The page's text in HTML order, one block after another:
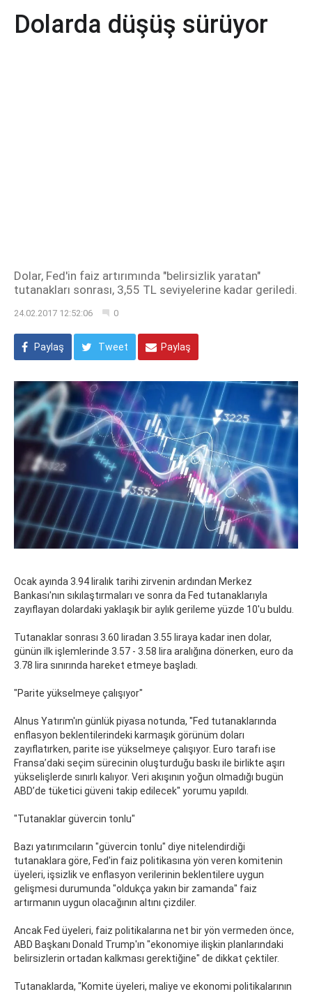
Dolarda düşüş sürüyor
Dolar, Fed'in faiz artırımında "belirsizlik yaratan"
tutanakları sonrası, 3,55 TL seviyelerine kadar geriledi.
24.02.2017 12:52:06 0
Paylaş Tweet Paylaş
Ocak ayında 3.94 liralık tarihi zirvenin ardından Merkez
Bankası'nın sıkılaştırmaları ve sonra da Fed tutanaklarıyla
zayıflayan dolardaki yaklaşık bir aylık gerileme yüzde 10'u buldu.
Tutanaklar sonrası 3.60 liradan 3.55 liraya kadar inen dolar,
günün ilk işlemlerinde 3.57 - 3.58 lira aralığına dönerken, euro da
3.78 lira sınırında hareket etmeye başladı.
"Parite yükselmeye çalışıyor"
Alnus Yatırım'ın günlük piyasa notunda, "Fed tutanaklarında
enflasyon beklentilerindeki karmaşık görünüm doları
zayıflatırken, parite ise yükselmeye çalışıyor. Euro tarafı ise
Fransa’daki seçim sürecinin oluşturduğu baskı ile birlikte aşırı
yükselişlerde sınırlı kalıyor. Veri akışının yoğun olmadığı bugün
ABD’de tüketici güveni takip edilecek" yorumu yapıldı.
"Tutanaklar güvercin tonlu"
Bazı yatırımcıların "güvercin tonlu" diye nitelendirdiği
tutanaklara göre, Fed'in faiz politikasına yön veren komitenin
üyeleri, işsizlik ve enflasyon verilerinin beklentilere uygun
gelişmesi durumunda "oldukça yakın bir zamanda" faiz
artırmanın uygun olacağının altını çizdiler.
Ancak Fed üyeleri, faiz politikalarına net bir yön vermeden önce,
ABD Başkanı Donald Trump'ın "ekonomiye ilişkin planlarındaki
belirsizlerin ortadan kalkması gerektiğine" de dikkat çektiler.
Tutanaklarda, "Komite üyeleri, maliye ve ekonomi politikalarının